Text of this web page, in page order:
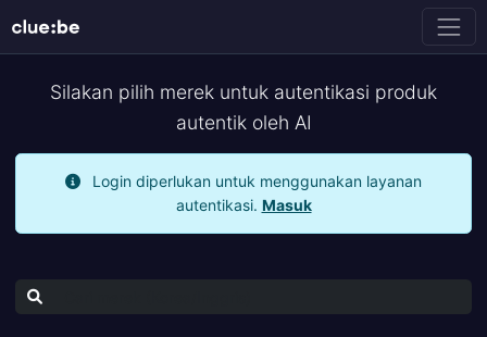
Silakan pilih merek untuk autentikasi produk
autentik oleh AI
Login diperlukan untuk menggunakan layanan
autentikasi. Masuk